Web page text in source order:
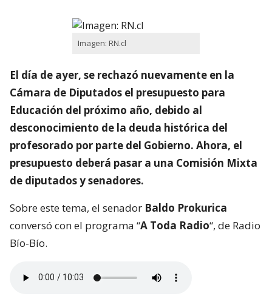
Imagen: RN.cl
El día de ayer, se rechazó nuevamente en la
Cámara de Diputados el presupuesto para
Educación del próximo año, debido al
desconocimiento de la deuda histórica del
profesorado por parte del Gobierno. Ahora, el
presupuesto deberá pasar a una Comisión Mixta
de diputados y senadores.
Sobre este tema, el senador Baldo Prokurica
conversó con el programa “A Toda Radio“, de Radio
Bío-Bío.